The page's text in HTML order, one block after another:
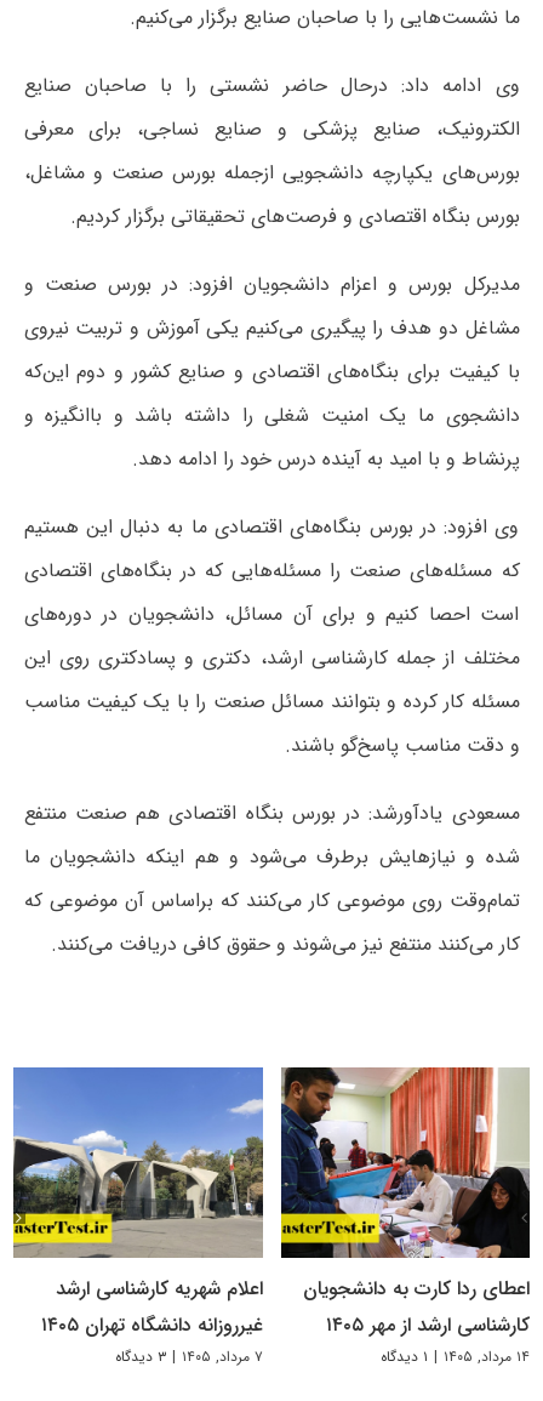
ما نشست‌هایی را با صاحبان صنایع برگزار می‌کنیم.
وی ادامه داد: درحال حاضر نشستی را با صاحبان صنایع
الکترونیک، صنایع پزشکی و صنایع نساجی، برای معرفی
بورس‌های یکپارچه دانشجویی ازجمله بورس صنعت و مشاغل،
بورس بنگاه اقتصادی و فرصت‌های تحقیقاتی برگزار کردیم.
مدیرکل بورس و اعزام دانشجویان افزود: در بورس صنعت و
مشاغل دو هدف را پیگیری می‌کنیم یکی آموزش و تربیت نیروی
با کیفیت برای بنگاه‌های اقتصادی و صنایع کشور و دوم این‌که
دانشجوی ما یک امنیت شغلی را داشته باشد و باانگیزه و
پرنشاط و با امید به آینده درس خود را ادامه دهد.
وی افزود: در بورس بنگاه‌های اقتصادی ما به‌ دنبال این هستیم
که مسئله‌های صنعت را مسئله‌هایی که در بنگاه‌های اقتصادی
است احصا کنیم و برای آن مسائل، دانشجویان در دوره‌های
مختلف از جمله کارشناسی ارشد، دکتری و پسادکتری روی این
مسئله کار کرده و بتوانند مسائل صنعت را با یک کیفیت مناسب
و دقت مناسب پاسخ‌گو باشند.
مسعودی یادآورشد: در بورس بنگاه اقتصادی هم صنعت منتفع
شده و نیازهایش برطرف می‌شود و هم اینکه دانشجویان ‌ما
تمام‌وقت روی موضوعی کار می‌کنند که براساس آن موضوعی که
کار می‌کنند منتفع نیز می‌شوند و حقوق کافی دریافت می‌کنند.
اعطای ردا کارت به دانشجویان
کارشناسی ارشد از مهر ۱۴۰۵
۱۴ مرداد, ۱۴۰۵ | ۱ دیدگاه
اعلام شهریه کارشناسی ارشد
غیرروزانه دانشگاه تهران ۱۴۰۵
۷ مرداد, ۱۴۰۵ | ۳ دیدگاه